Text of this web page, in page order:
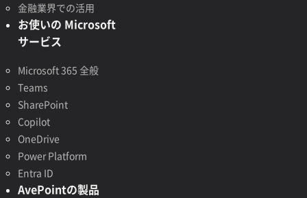
金融業界での活用
お使いの Microsoft
サービス
Microsoft 365 全般
Teams
SharePoint
Copilot
OneDrive
Power Platform
Entra ID
AvePointの製品